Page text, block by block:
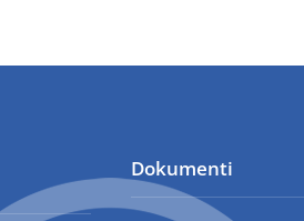
Dokumenti